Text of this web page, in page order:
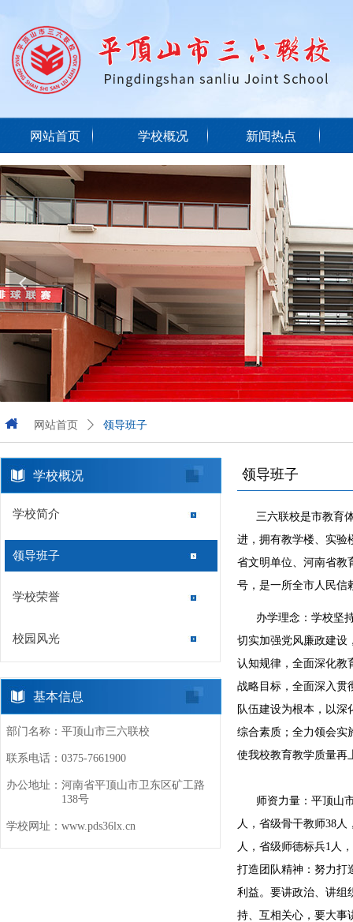
넳
网站首页 ꄲ 领导班子
基本信息
部门名称： 平顶山市三六联校
联系电话： 0375-7661900
办公地址： 河南省平顶山市卫东区矿工路
138号
学校网址： www.pds36lx.cn
领导班子
三六联校是市教育体
进，拥有教学楼、实验
省文明单位、河南省教
号，是一所全市人民信
办学理念：学校坚持
切实加强党风廉政建设
认知规律，全面深化教
战略目标，全面深入贯
队伍建设为根本，以
综合素质；全力领会实
使我校教育教学质量再
师资力量：平顶山市
人，省级骨干教师38
人，省级师德标兵1人
打造团队精神：努力打
利益。要讲政治、讲组
持、互相关心，要大事
网站首页 学校概况 新闻热点
学校概况
学校简介
领导班子
学校荣誉
校园风光